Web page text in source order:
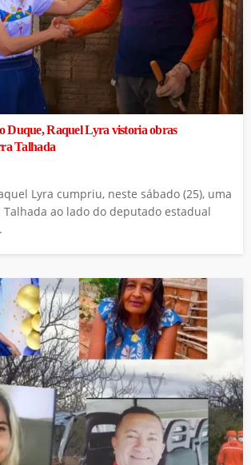
Duque, Raquel Lyra vistoria obras
Talhada
Lyra cumpriu, neste sábado (25), uma
Talhada ao lado do deputado estadual